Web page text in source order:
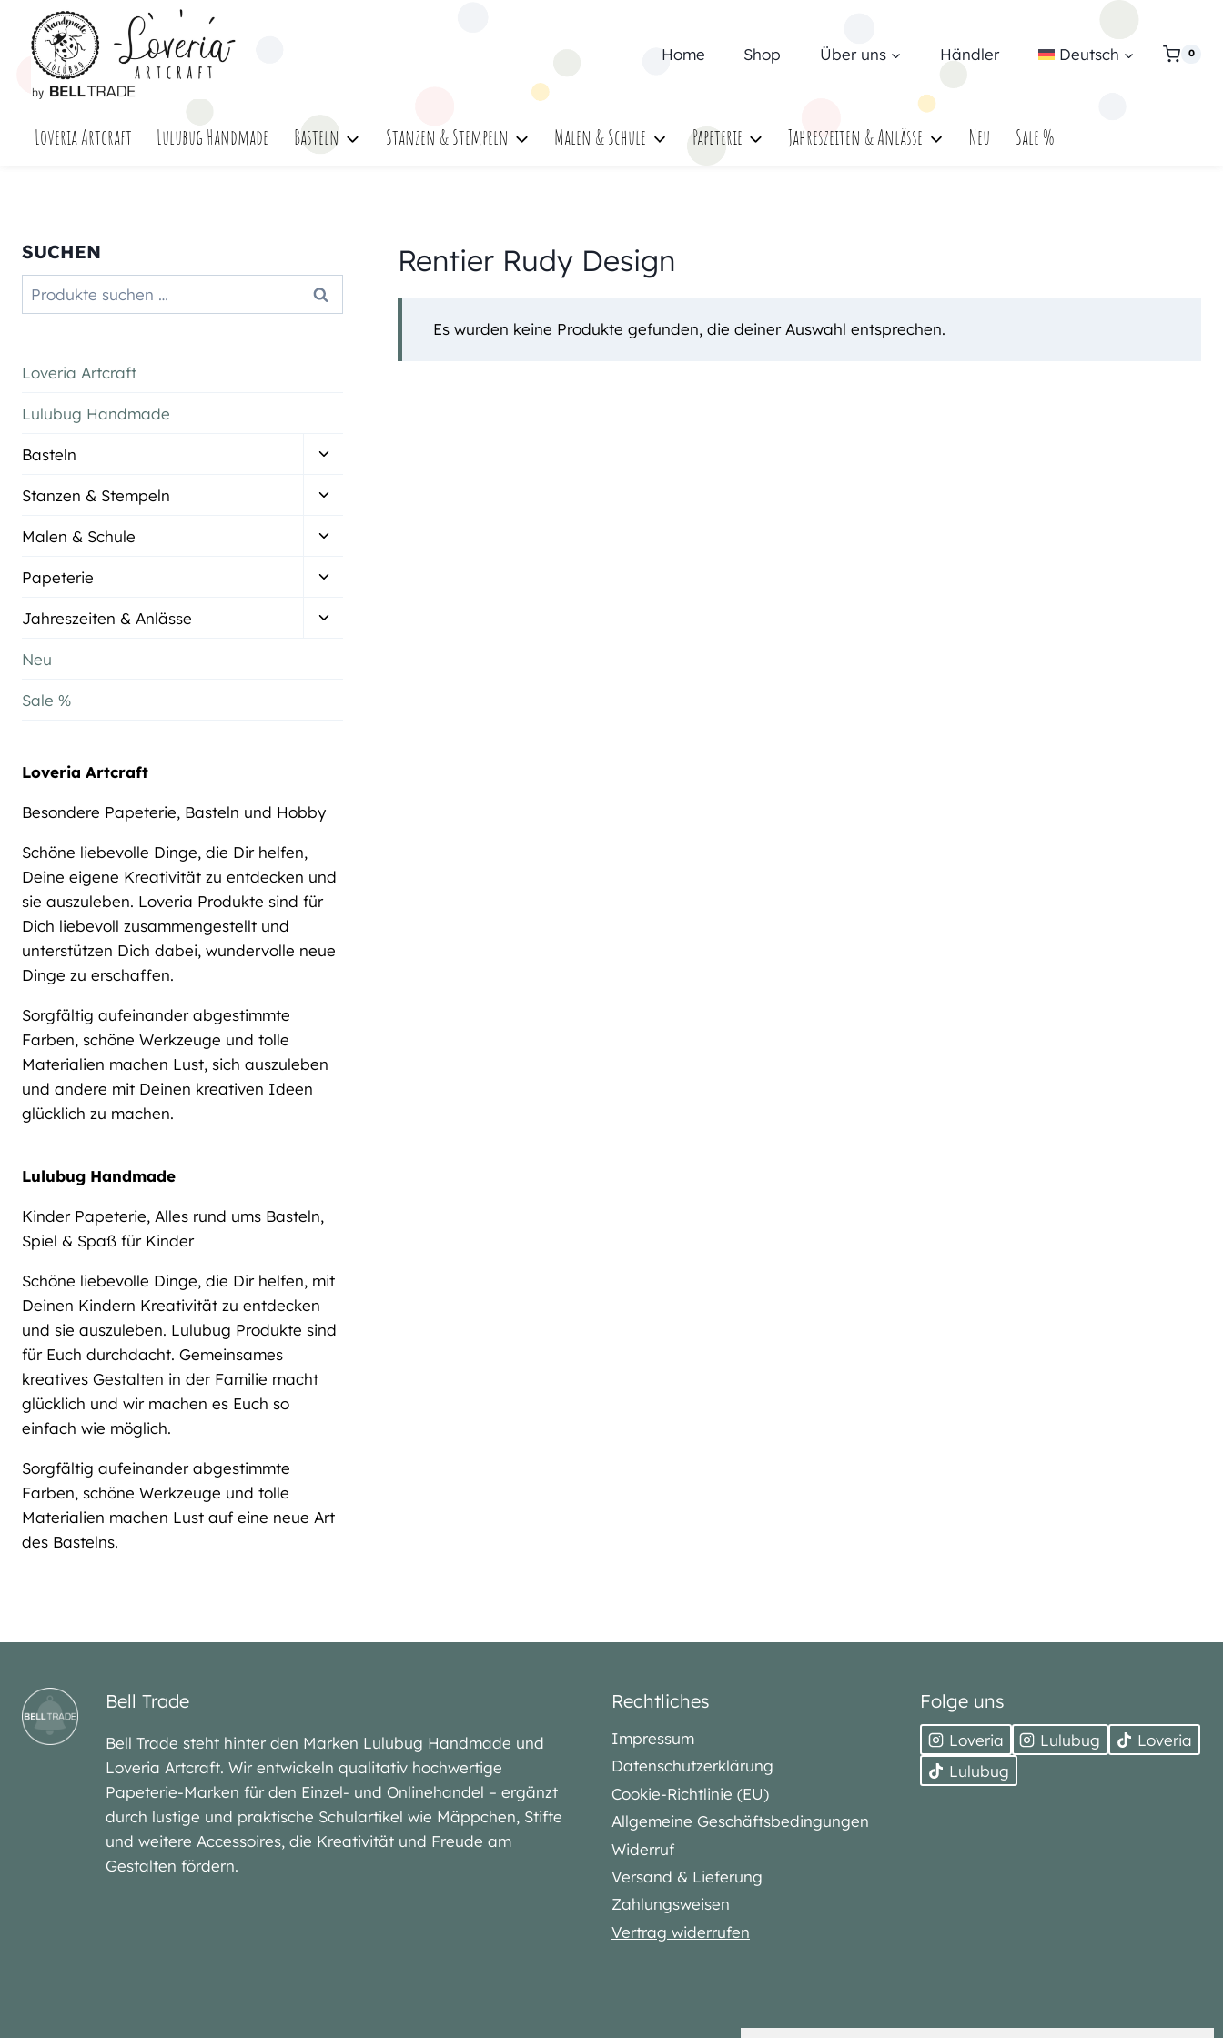
Inhalt
springen
Home Shop Über uns Händler Deutsch 0
Loveria Artcraft Lulubug Handmade Basteln Stanzen & Stempeln Malen & Schule Papeterie Jahreszeiten & Anlässe Neu Sale %
Rentier Rudy Design
Es wurden keine Produkte gefunden, die deiner Auswahl entsprechen.
SUCHEN
Suchen
nach:
Suchen
Loveria Artcraft
Lulubug Handmade
Basteln
Untermenü
Stanzen & Stempeln
Untermenü
Malen & Schule
Untermenü
Papeterie
Untermenü
Jahreszeiten & Anlässe
Untermenü
Neu
Sale %
Loveria Artcraft
Besondere Papeterie, Basteln und Hobby
Schöne liebevolle Dinge, die Dir helfen,
Deine eigene Kreativität zu entdecken und
sie auszuleben. Loveria Produkte sind für
Dich liebevoll zusammengestellt und
unterstützen Dich dabei, wundervolle neue
Dinge zu erschaffen.
Sorgfältig aufeinander abgestimmte
Farben, schöne Werkzeuge und tolle
Materialien machen Lust, sich auszuleben
und andere mit Deinen kreativen Ideen
glücklich zu machen.
Lulubug Handmade
Kinder Papeterie, Alles rund ums Basteln,
Spiel & Spaß für Kinder
Schöne liebevolle Dinge, die Dir helfen, mit
Deinen Kindern Kreativität zu entdecken
und sie auszuleben. Lulubug Produkte sind
für Euch durchdacht. Gemeinsames
kreatives Gestalten in der Familie macht
glücklich und wir machen es Euch so
einfach wie möglich.
Sorgfältig aufeinander abgestimmte
Farben, schöne Werkzeuge und tolle
Materialien machen Lust auf eine neue Art
des Bastelns.
Bell Trade
Bell Trade steht hinter den Marken Lulubug Handmade und
Loveria Artcraft. Wir entwickeln qualitativ hochwertige
Papeterie-Marken für den Einzel- und Onlinehandel – ergänzt
durch lustige und praktische Schulartikel wie Mäppchen, Stifte
und weitere Accessoires, die Kreativität und Freude am
Gestalten fördern.
Rechtliches
Impressum
Datenschutzerklärung
Cookie-Richtlinie (EU)
Allgemeine Geschäftsbedingungen
Widerruf
Versand & Lieferung
Zahlungsweisen
Vertrag widerrufen
Folge uns
Loveria Lulubug
Loveria
Lulubug